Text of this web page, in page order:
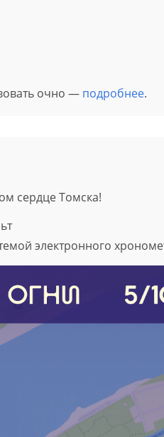
очно — подробнее.
сердце Томска!
электронного